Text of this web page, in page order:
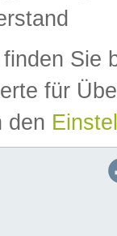
Sie
für
den